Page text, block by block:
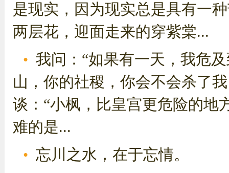
是现实，因为现实总是具有一
两层花，迎面走来的穿紫棠...
我问：“如果有一天，我危
山，你的社稷，你会不会杀了
谈：“小枫，比皇宫更危险的地
难的是...
忘川之水，在于忘情。